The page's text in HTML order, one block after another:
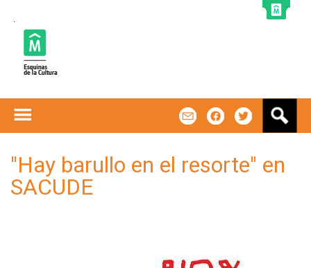
"Hay barullo en el resorte" en
SACUDE
s
a